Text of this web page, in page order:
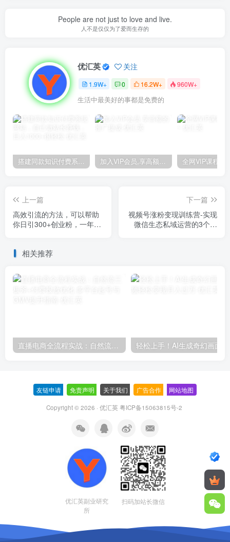
People are not just to love and live.
人不是仅仅为了爱而生存的
优汇英 关注
1.9W+ 0 16.2W+ 960W+
生活中最美好的事都是免费的
搭建同款知识付费系统网站，自己做站长挣钱，日入1000+很轻松 加入VIP会员,享高额的推广提成
上一篇
高效引流的方法，可以帮助
你日引300+创业粉，一年轻
下一篇
视频号涨粉变现训练营-实现
微信生态私域运营的3个维
相关推荐
直播电商全流程实战：自然流三板斧+付费投放优化,多平台起号与GMV提升指南
友链申请 免责声明 关于我们 广告合作 网站地图
Copyright © 2026 · 优汇英粤ICP备15063815号-2
优汇英副业研究
所
扫码加站长微信